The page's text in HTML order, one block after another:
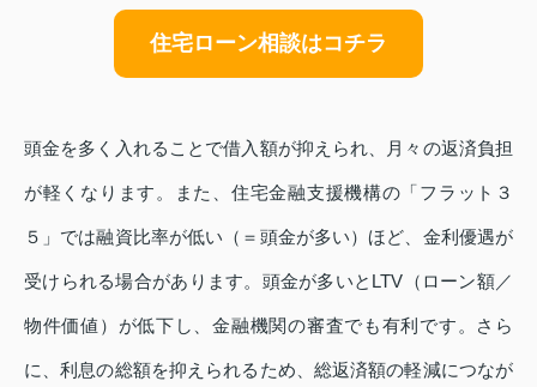
住宅ローン相談はコチラ
頭金を多く入れることで借入額が抑えられ、月々の返済負担
が軽くなります。また、住宅金融支援機構の「フラット３
５」では融資比率が低い（＝頭金が多い）ほど、金利優遇が
受けられる場合があります。頭金が多いとLTV（ローン額／
物件価値）が低下し、金融機関の審査でも有利です。さら
に、利息の総額を抑えられるため、総返済額の軽減につなが